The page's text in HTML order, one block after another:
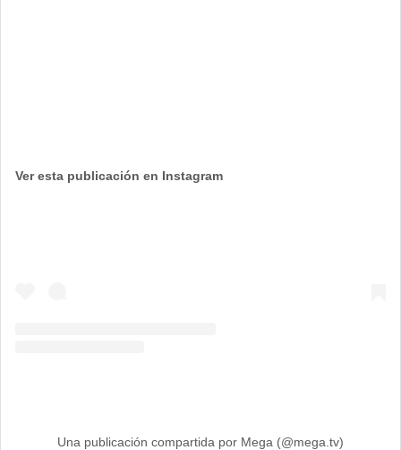
Ver esta publicación en Instagram
Una publicación compartida por Mega (@mega.tv)